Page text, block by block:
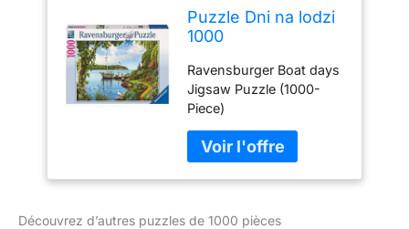
Puzzle Dni na lodzi
1000
Ravensburger Boat days
Jigsaw Puzzle (1000-
Piece)
Découvrez d’autres puzzles de 1000 pièces